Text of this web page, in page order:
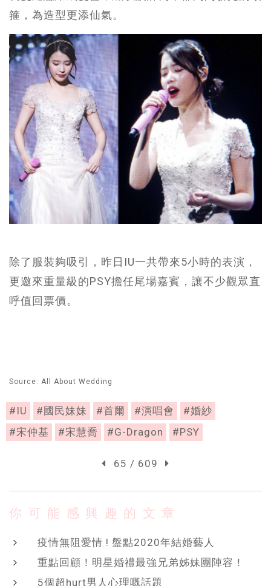
箍，為造型更添仙氣。
除了服裝夠吸引，昨日IU一共帶來5小時的表演，
更邀來重量級的PSY擔任尾場嘉賓，讓不少觀眾直
呼值回票價。
Source: All About Wedding
#IU #國民妹妹 #首爾 #演唱會
#婚紗
#宋仲基
#宋慧喬 #G-Dragon #PSY
65 / 609
你可能感興趣的文章
疫情無阻愛情 ! 盤點2020年結婚藝人
重點回顧！明星婚禮最強兄弟姊妹團陣容！
5個超hurt男人心理嘅話題